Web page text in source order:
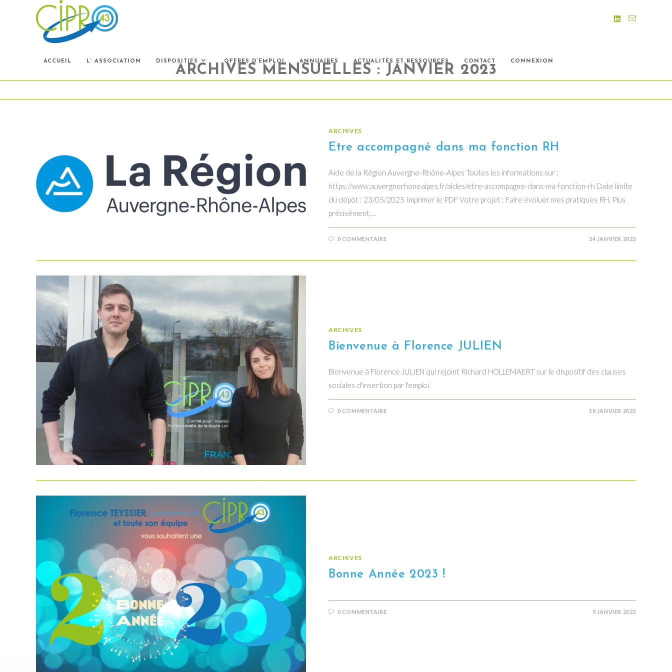
ACCUEIL L’ ASSOCIATION DISPOSITIFS OFFRES D’EMPLOI ANNUAIRES ACTUALITÉS ET RESSOURCES CONTACT CONNEXION
ARCHIVES MENSUELLES : JANVIER 2023
ARCHIVES
Etre accompagné dans ma fonction RH
Aide de la Région Auvergne-Rhône-Alpes Toutes les informations sur :
https://www.auvergnerhonealpes.fr/aides/etre-accompagne-dans-ma-fonction-rh Date limite
du dépôt : 23/05/2025 Imprimer le PDF Votre projet : Faire évoluer mes pratiques RH. Plus
précisément,…
0 COMMENTAIRE 24 JANVIER 2023
ARCHIVES
Bienvenue à Florence JULIEN
Bienvenue à Florence JULIEN qui rejoint Richard HOLLEMAERT sur le dispositif des clauses
sociales d'insertion par l'emploi.
0 COMMENTAIRE 18 JANVIER 2023
ARCHIVES
Bonne Année 2023 !
0 COMMENTAIRE 9 JANVIER 2023